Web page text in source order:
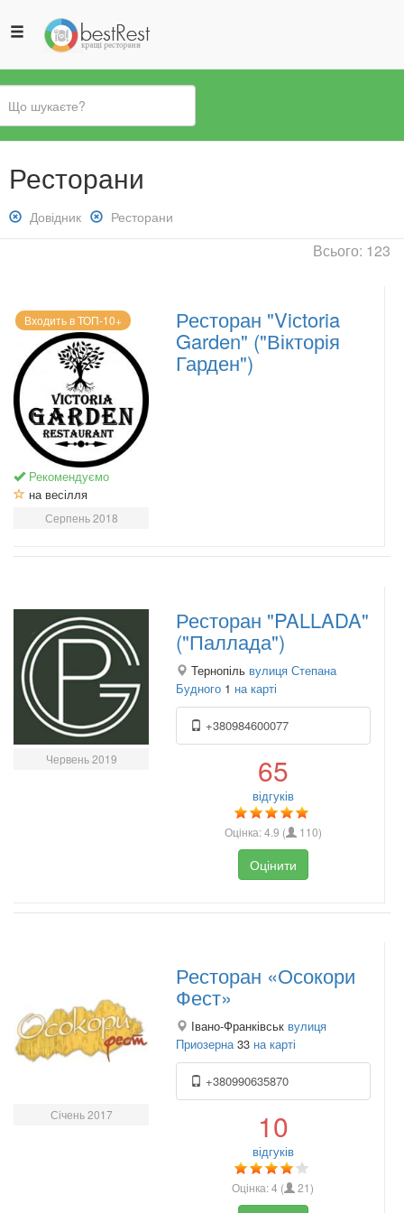
Ви
єРесторани
Зняти
фільтр:
Довідник
Зняти
фільтр:
Ресторани
Всього: 123
Входить в ТОП-10+
Рекомендуємо
на весілля
Серпень 2018
Ресторан "Viсtoria
Garden" ("Вікторія
Гарден")
Червень 2019
Ресторан "PALLADA"
("Паллада")
Тернопіль вулиця Степана
Будного 1 на карті
+380984600077
65
відгуків
Оцінка:4.9 ( 110)
Оцінити
Січень 2017
Ресторан «Осокори
Фест»
Івано-Франківськ вулиця
Приозерна33 на карті
+380990635870
10
відгуків
Оцінка:4 ( 21)